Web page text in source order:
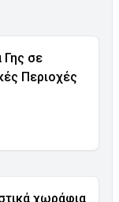
Γης σε
Περιοχές
χωράφια